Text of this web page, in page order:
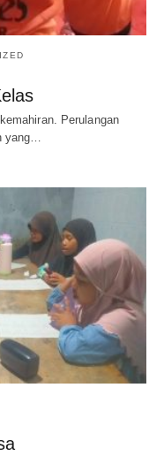
Perulangan
yang…